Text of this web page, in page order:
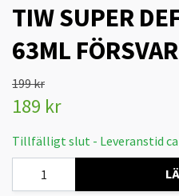
TIW SUPER
63ML
199 kr
189 kr
Tillfälligt slut - Leveranstid ca